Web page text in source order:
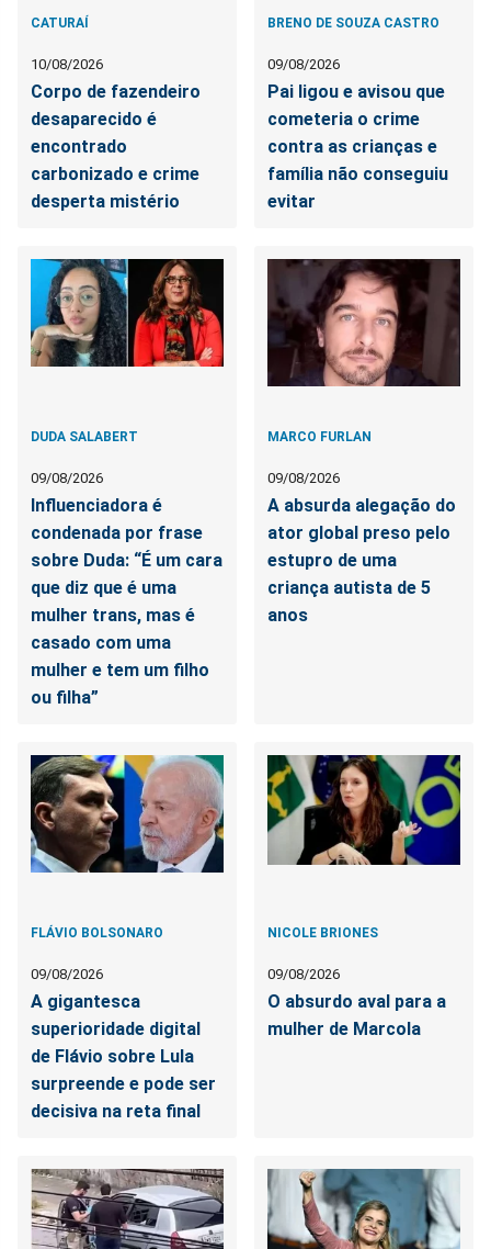
CATURAÍ
10/08/2026
Corpo de fazendeiro
desaparecido é
encontrado
carbonizado e crime
desperta mistério
BRENO DE SOUZA CASTRO
09/08/2026
Pai ligou e avisou que
cometeria o crime
contra as crianças e
família não conseguiu
evitar
DUDA SALABERT
09/08/2026
Influenciadora é
condenada por frase
sobre Duda: “É um cara
que diz que é uma
mulher trans, mas é
casado com uma
mulher e tem um filho
ou filha”
MARCO FURLAN
09/08/2026
A absurda alegação do
ator global preso pelo
estupro de uma
criança autista de 5
anos
FLÁVIO BOLSONARO
09/08/2026
A gigantesca
superioridade digital
de Flávio sobre Lula
surpreende e pode ser
decisiva na reta final
NICOLE BRIONES
09/08/2026
O absurdo aval para a
mulher de Marcola